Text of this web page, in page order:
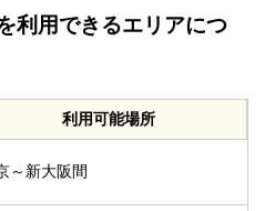
利用できるエリアにつ
利用可能場所
～新大阪間